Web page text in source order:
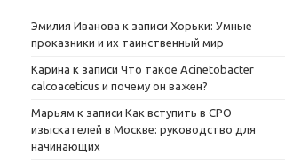
Эмилия Иванова к записи Хорьки: Умные
проказники и их таинственный мир
Карина к записи Что такое Acinetobacter
calcoaceticus и почему он важен?
Марьям к записи Как вступить в СРО
изыскателей в Москве: руководство для
начинающих